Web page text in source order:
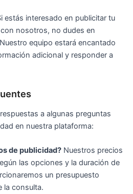
estás interesado en publicitar tu
nosotros, no dudes en
equipo estará encantado
adicional y responder a
a algunas preguntas
en nuestra plataforma:
de publicidad? Nuestros precios
las opciones y la duración de
un presupuesto
la consulta.